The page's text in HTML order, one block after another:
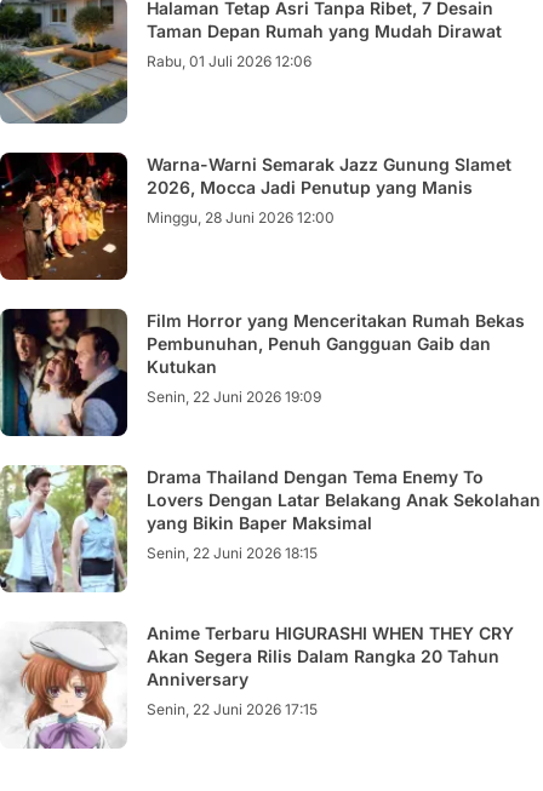
Halaman Tetap Asri Tanpa Ribet, 7 Desain
Taman Depan Rumah yang Mudah Dirawat
Rabu, 01 Juli 2026 12:06
Warna-Warni Semarak Jazz Gunung Slamet
2026, Mocca Jadi Penutup yang Manis
Minggu, 28 Juni 2026 12:00
Film Horror yang Menceritakan Rumah Bekas
Pembunuhan, Penuh Gangguan Gaib dan
Kutukan
Senin, 22 Juni 2026 19:09
Drama Thailand Dengan Tema Enemy To
Lovers Dengan Latar Belakang Anak Sekolahan
yang Bikin Baper Maksimal
Senin, 22 Juni 2026 18:15
Anime Terbaru HIGURASHI WHEN THEY CRY
Akan Segera Rilis Dalam Rangka 20 Tahun
Anniversary
Senin, 22 Juni 2026 17:15